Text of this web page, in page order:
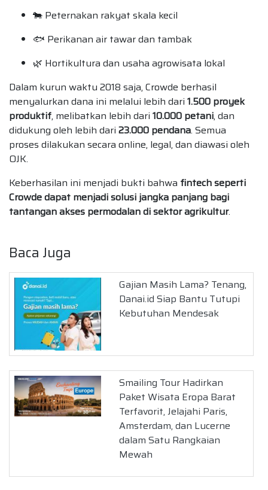
🐄 Peternakan rakyat skala kecil
🐟 Perikanan air tawar dan tambak
🌿 Hortikultura dan usaha agrowisata lokal
Dalam kurun waktu 2018 saja, Crowde berhasil
menyalurkan dana ini melalui lebih dari 1.500 proyek
produktif, melibatkan lebih dari 10.000 petani, dan
didukung oleh lebih dari 23.000 pendana. Semua
proses dilakukan secara online, legal, dan diawasi oleh
OJK.
Keberhasilan ini menjadi bukti bahwa fintech seperti
Crowde dapat menjadi solusi jangka panjang bagi
tantangan akses permodalan di sektor agrikultur.
Baca Juga
Gajian Masih Lama? Tenang,
Danai.id Siap Bantu Tutupi
Kebutuhan Mendesak
Smailing Tour Hadirkan
Paket Wisata Eropa Barat
Terfavorit, Jelajahi Paris,
Amsterdam, dan Lucerne
dalam Satu Rangkaian
Mewah